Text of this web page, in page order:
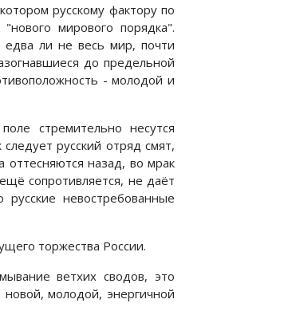
русскому фактору по
мирового порядка".
едва ли не весь мир, почти
до предельной
- молодой и
стремительно несутся
русский отряд смят,
назад, во мрак
сопротивляется, не даёт
невостребованные
торжества России.
ветхих сводов, это
молодой, энергичной